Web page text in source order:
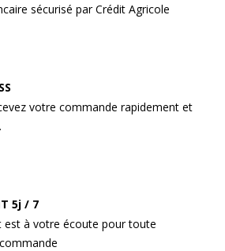
sécurisé par Crédit Agricole
votre commande rapidement et
5j / 7
est à votre écoute pour toute